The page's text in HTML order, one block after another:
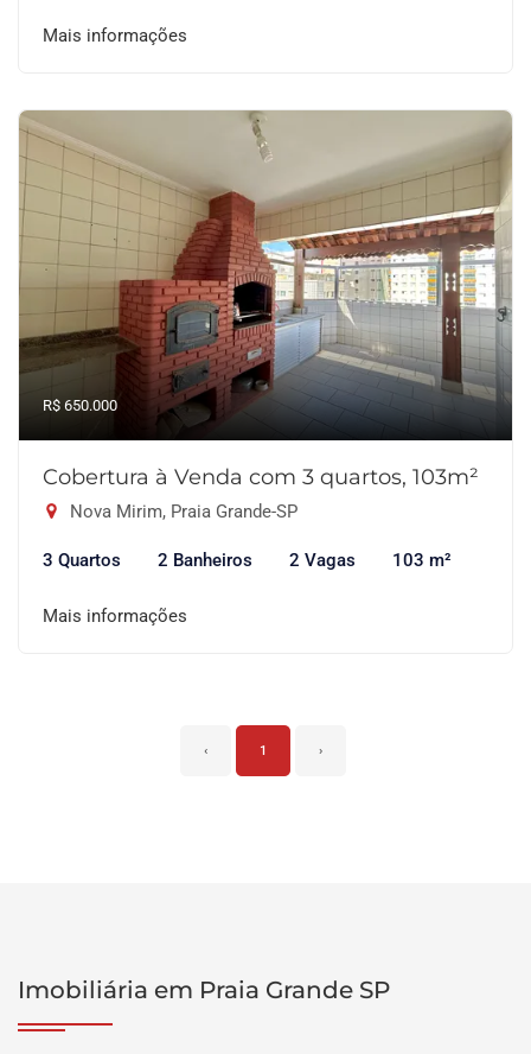
Mais informações
R$ 650.000
Cobertura à Venda com 3 quartos, 103m²
Nova Mirim, Praia Grande-SP
3 Quartos 2 Banheiros 2 Vagas 103 m²
Mais informações
‹ 1 ›
Imobiliária em Praia Grande SP